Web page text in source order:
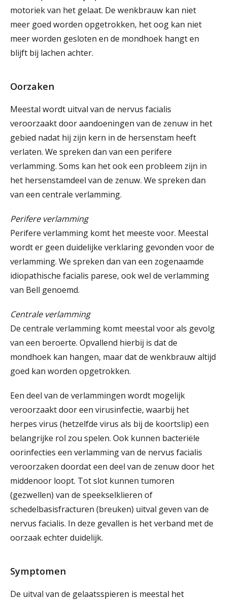
motoriek van het gelaat. De wenkbrauw kan niet
meer goed worden opgetrokken, het oog kan niet
meer worden gesloten en de mondhoek hangt en
blijft bij lachen achter.
Oorzaken
Meestal wordt uitval van de nervus facialis
veroorzaakt door aandoeningen van de zenuw in het
gebied nadat hij zijn kern in de hersenstam heeft
verlaten. We spreken dan van een perifere
verlamming. Soms kan het ook een probleem zijn in
het hersenstamdeel van de zenuw. We spreken dan
van een centrale verlamming.
Perifere verlamming
Perifere verlamming komt het meeste voor. Meestal
wordt er geen duidelijke verklaring gevonden voor de
verlamming. We spreken dan van een zogenaamde
idiopathische facialis parese, ook wel de verlamming
van Bell genoemd.
Centrale verlamming
De centrale verlamming komt meestal voor als gevolg
van een beroerte. Opvallend hierbij is dat de
mondhoek kan hangen, maar dat de wenkbrauw altijd
goed kan worden opgetrokken.
Een deel van de verlammingen wordt mogelijk
veroorzaakt door een virusinfectie, waarbij het
herpes virus (hetzelfde virus als bij de koortslip) een
belangrijke rol zou spelen. Ook kunnen bacteriële
oorinfecties een verlamming van de nervus facialis
veroorzaken doordat een deel van de zenuw door het
middenoor loopt. Tot slot kunnen tumoren
(gezwellen) van de speekselklieren of
schedelbasisfracturen (breuken) uitval geven van de
nervus facialis. In deze gevallen is het verband met de
oorzaak echter duidelijk.
Symptomen
De uitval van de gelaatsspieren is meestal het